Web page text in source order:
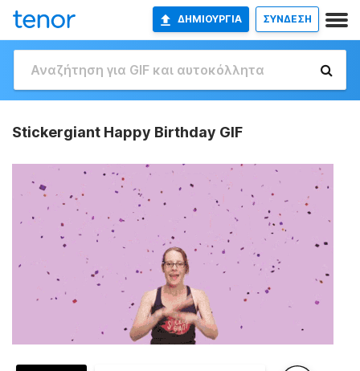
ΔΗΜΙΟΥΡΓΊΑ ΣΥΝΔΕΣΗ
Stickergiant Happy Birthday GIF